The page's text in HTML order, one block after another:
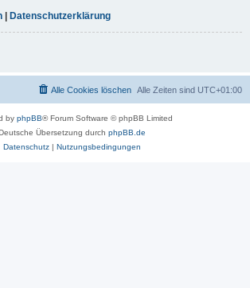
| Datenschutzerklärung
Alle Zeiten sind UTC+01:00
Alle Cookies löschen
by phpBB® Forum Software © phpBB Limited
Übersetzung durch phpBB.de
Datenschutz| Nutzungsbedingungen